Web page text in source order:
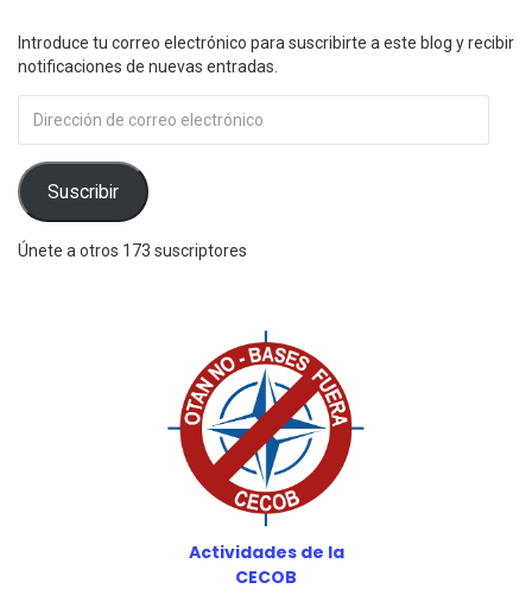
Introduce tu correo electrónico para suscribirte a este blog y recibir
notificaciones de nuevas entradas.
de
electrónico
Suscribir
Únete a otros 173 suscriptores
Actividades de la
CECOB